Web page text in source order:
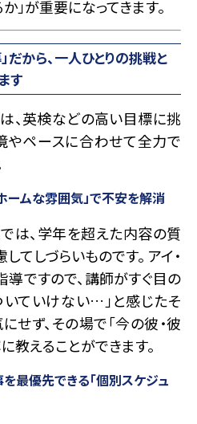
」が重要になってきます。
だから、一人ひとりの挑戦と
す
、英検などの高い目標に挑
やペースに合わせて全力で
ームな雰囲気」で不安を解消
は、学年を超えた内容の質
てしづらいものです。 アイ・
ですので、講師がすぐ目の
いていけない…」と感じたそ
せず、その場で「今の彼・彼
教えることができます。
最優先できる「個別スケジュ